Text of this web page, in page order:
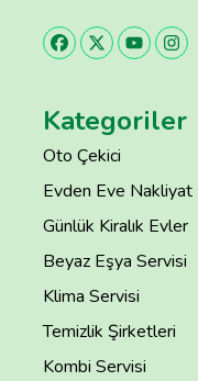
Kategoriler
Oto Çekici
Evden Eve Nakliyat
Günlük Kiralık Evler
Beyaz Eşya Servisi
Klima Servisi
Temizlik Şirketleri
Kombi Servisi